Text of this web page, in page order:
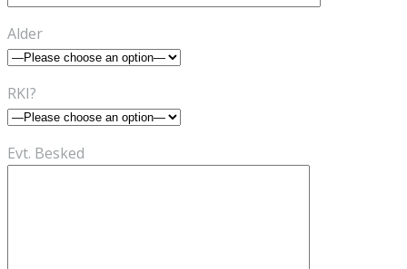
Alder
RKI?
Evt. Besked